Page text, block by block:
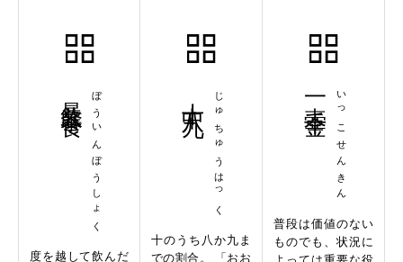
ぼういんぼうしょく
度を越して飲んだ
じゅちゅうはっく
十のうち八か九ま
での割合。 「おお
いっこせんきん
一壺千金
普段は価値のない
ものでも、状況に